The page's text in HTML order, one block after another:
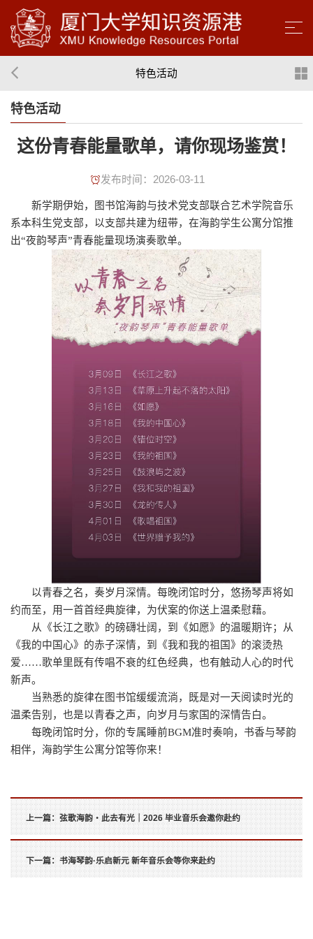
特色活动
特色活动
这份青春能量歌单，请你现场鉴赏！
发布时间：2026-03-11
新学期伊始，图书馆海韵与技术党支部联合艺术学院音乐
系本科生党支部，以支部共建为纽带，在海韵学生公寓分馆推
出“夜韵琴声”青春能量现场演奏歌单。
以青春之名，奏岁月深情。每晚闭馆时分，悠扬琴声将如
约而至，用一首首经典旋律，为伏案的你送上温柔慰藉。
从《长江之歌》的磅礴壮阔，到《如愿》的温暖期许；从
《我的中国心》的赤子深情，到《我和我的祖国》的滚烫热
爱……歌单里既有传唱不衰的红色经典，也有触动人心的时代
新声。
当熟悉的旋律在图书馆缓缓流淌，既是对一天阅读时光的
温柔告别，也是以青春之声，向岁月与家国的深情告白。
每晚闭馆时分，你的专属睡前BGM准时奏响，书香与琴韵
相伴，海韵学生公寓分馆等你来！
上一篇：弦歌海韵・此去有光｜2026 毕业音乐会邀你赴约
下一篇：书海琴韵·乐启新元 新年音乐会等你来赴约